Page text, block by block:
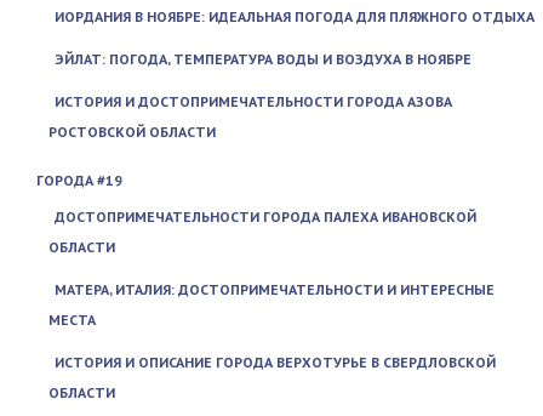
ИОРДАНИЯ В НОЯБРЕ: ИДЕАЛЬНАЯ ПОГОДА ДЛЯ ПЛЯЖНОГО ОТДЫХА
ЭЙЛАТ: ПОГОДА, ТЕМПЕРАТУРА ВОДЫ И ВОЗДУХА В НОЯБРЕ
ИСТОРИЯ И ДОСТОПРИМЕЧАТЕЛЬНОСТИ ГОРОДА АЗОВА
РОСТОВСКОЙ ОБЛАСТИ
ГОРОДА #19
ДОСТОПРИМЕЧАТЕЛЬНОСТИ ГОРОДА ПАЛЕХА ИВАНОВСКОЙ
ОБЛАСТИ
МАТЕРА, ИТАЛИЯ: ДОСТОПРИМЕЧАТЕЛЬНОСТИ И ИНТЕРЕСНЫЕ
МЕСТА
ИСТОРИЯ И ОПИСАНИЕ ГОРОДА ВЕРХОТУРЬЕ В СВЕРДЛОВСКОЙ
ОБЛАСТИ